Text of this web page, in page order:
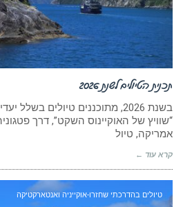
תכנית הטיולים לשנת 2026
בשנת 2026, מתוכננים טיולים
“שוויץ של האוקיינוס השקט”, דרך
אמריקה, טיול
קרא עוד ←
טיולים בהדרכתי שחזרו-אוקייניה ואנטארקטיקה